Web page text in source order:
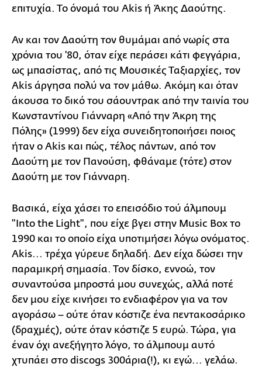
επιτυχία. Το όνομά του Akis ή Άκης Δαούτης.
Αν και τον Δαούτη τον θυμάμαι από νωρίς στα
χρόνια του '80, όταν είχε περάσει κάτι φεγγάρια,
ως μπασίστας, από τις Μουσικές Ταξιαρχίες, τον
Akis άργησα πολύ να τον μάθω. Ακόμη και όταν
άκουσα το δικό του σάουντρακ από την ταινία του
Κωνσταντίνου Γιάνναρη «Από την Άκρη της
Πόλης» (1999) δεν είχα συνειδητοποιήσει ποιος
ήταν ο Akis και πώς, τέλος πάντων, από τον
Δαούτη με τον Πανούση, φθάναμε (τότε) στον
Δαούτη με τον Γιάνναρη.
Βασικά, είχα χάσει το επεισόδιο τού άλμπουμ
"Into the Light", που είχε βγει στην Music Box το
1990 και το οποίο είχα υποτιμήσει λόγω ονόματος.
Akis... τρέχα γύρευε δηλαδή. Δεν είχα δώσει την
παραμικρή σημασία. Τον δίσκο, εννοώ, τον
συναντούσα μπροστά μου συνεχώς, αλλά ποτέ
δεν μου είχε κινήσει το ενδιαφέρον για να τον
αγοράσω – ούτε όταν κόστιζε ένα πεντακοσάρικο
(δραχμές), ούτε όταν κόστιζε 5 ευρώ. Τώρα, για
έναν όχι ανεξήγητο λόγο, το άλμπουμ αυτό
χτυπάει στο discogs 300άρια(!), κι εγώ... γελάω.